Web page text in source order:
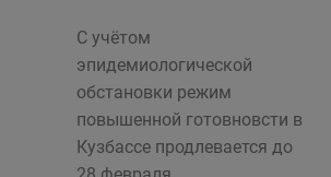
С учётом
эпидемиологической
обстановки режим
повышенной готовновсти в
Кузбассе продлевается до